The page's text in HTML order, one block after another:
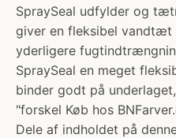
SpraySeal udfylder og
giver en fleksibel vandtæt
yderligere
SpraySeal en meget
binder godt på
"forskel Køb hos
Dele af indholdet på